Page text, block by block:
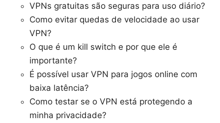
VPNs gratuitas são seguras para uso diário?
Como evitar quedas de velocidade ao usar
VPN?
O que é um kill switch e por que ele é
importante?
É possível usar VPN para jogos online com
baixa latência?
Como testar se o VPN está protegendo a
minha privacidade?